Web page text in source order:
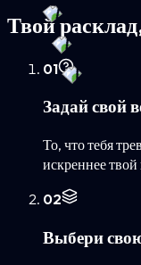
Твой
01
Задай свой
То, что тебя
искреннее твой
02
Выбери